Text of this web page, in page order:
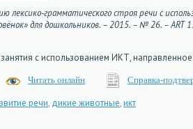
лексико-грамматического строя речи с
для дошкольников. – 2015. – № 26. –
с использованием ИКТ,
Читать онлайн Справка-
речи, дикие животные,икт